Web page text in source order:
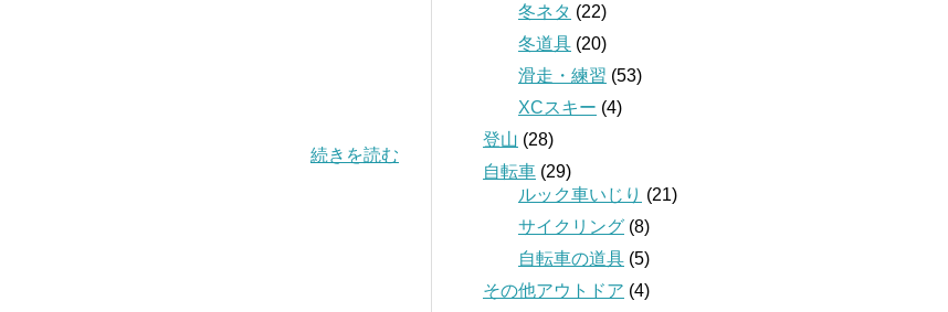
続きを読む
冬ネタ (22)
冬道具 (20)
滑走・練習 (53)
XCスキー (4)
登山 (28)
自転車 (29)
ルック車いじり (21)
サイクリング (8)
自転車の道具 (5)
その他アウトドア (4)